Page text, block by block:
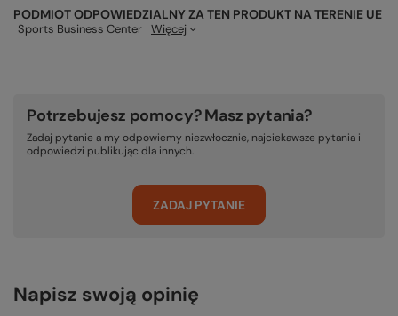
PODMIOT ODPOWIEDZIALNY ZA TEN PRODUKT NA TERENIE UE
Sports Business Center Więcej
Potrzebujesz pomocy? Masz pytania?
Zadaj pytanie a my odpowiemy niezwłocznie, najciekawsze pytania i
odpowiedzi publikując dla innych.
ZADAJ PYTANIE
Napisz swoją opinię